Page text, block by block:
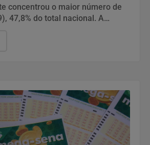
concentrou o maior número de
47,8% do total nacional. A